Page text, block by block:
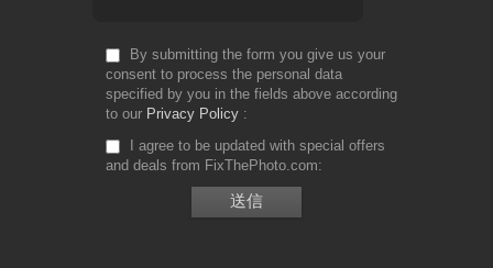
By submitting the form you give us your
consent to process the personal data
specified by you in the fields above according
to our Privacy Policy
I agree to be updated with special offers
and deals from FixThePhoto.com